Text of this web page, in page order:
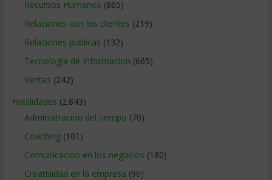
Recursos Humanos (865)
Relaciones con los clientes (219)
Relaciones publicas (132)
Tecnologia de Informacion (665)
Ventas (242)
Habilidades (2.843)
Administracion del tiempo (70)
Coaching(101)
Comunicacion en los negocios (180)
Creatividad en la empresa (96)